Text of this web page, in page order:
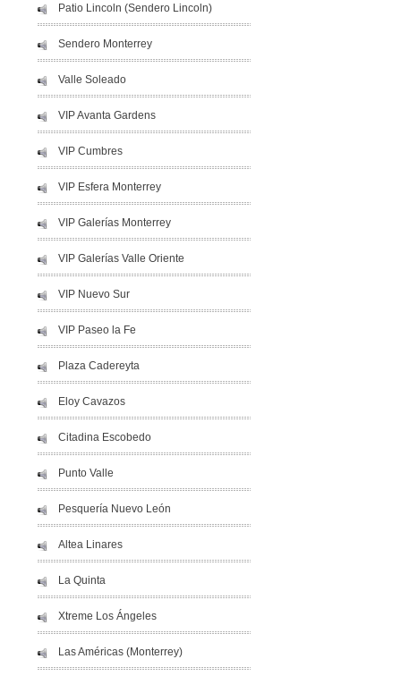
Patio Lincoln (Sendero Lincoln)
Sendero Monterrey
Valle Soleado
VIP Avanta Gardens
VIP Cumbres
VIP Esfera Monterrey
VIP Galerías Monterrey
VIP Galerías Valle Oriente
VIP Nuevo Sur
VIP Paseo la Fe
Plaza Cadereyta
Eloy Cavazos
Citadina Escobedo
Punto Valle
Pesquería Nuevo León
Altea Linares
La Quinta
Xtreme Los Ángeles
Las Américas (Monterrey)